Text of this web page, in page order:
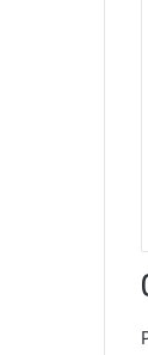
Stopka
redlicy
siewanika